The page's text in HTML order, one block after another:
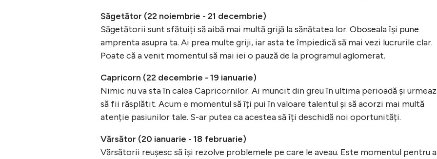
Săgetător (22 noiembrie - 21 decembrie)
Săgetătorii sunt sfătuiți să aibă mai multă grijă la sănătatea lor. Oboseala își pune
amprenta asupra ta. Ai prea multe griji, iar asta te împiedică să mai vezi lucrurile clar.
Poate că a venit momentul să mai iei o pauză de la programul aglomerat.
Capricorn (22 decembrie - 19 ianuarie)
Nimic nu va sta în calea Capricornilor. Ai muncit din greu în ultima perioadă și
să fii răsplătit. Acum e momentul să îți pui în valoare talentul și să acorzi mai multă
atenție pasiunilor tale. S-ar putea ca acestea să îți deschidă noi oportunități.
Vărsător (20 ianuarie - 18 februarie)
Vărsătorii reușesc să își rezolve problemele pe care le aveau. Este momentul pentru a